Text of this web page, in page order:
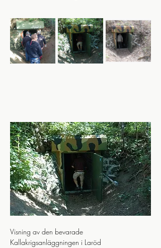
Visning av den bevarade
Kallakrigsanläggningen i Laröd